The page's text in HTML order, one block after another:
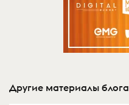
Другие материалы блога